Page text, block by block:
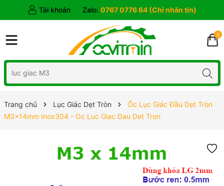
Tài khoản Zalo: 0767 0776 64 (Chỉ nhắn tin)
0
Trang chủ Lục Giác Dẹt Tròn
Ốc Lục Giác Đầu Dẹt Tròn
M3x14mm Inox304 - Oc Luc Giac Dau Det Tron